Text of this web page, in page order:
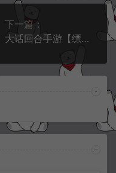
下一篇：
大话回合手游【缥缈西游之武曜台孩子渡劫多区版[完整]】8月最新整理Linux手工服务端+管理后台+CDK授权后台+安卓苹果双端+详细搭建教程+视频教程